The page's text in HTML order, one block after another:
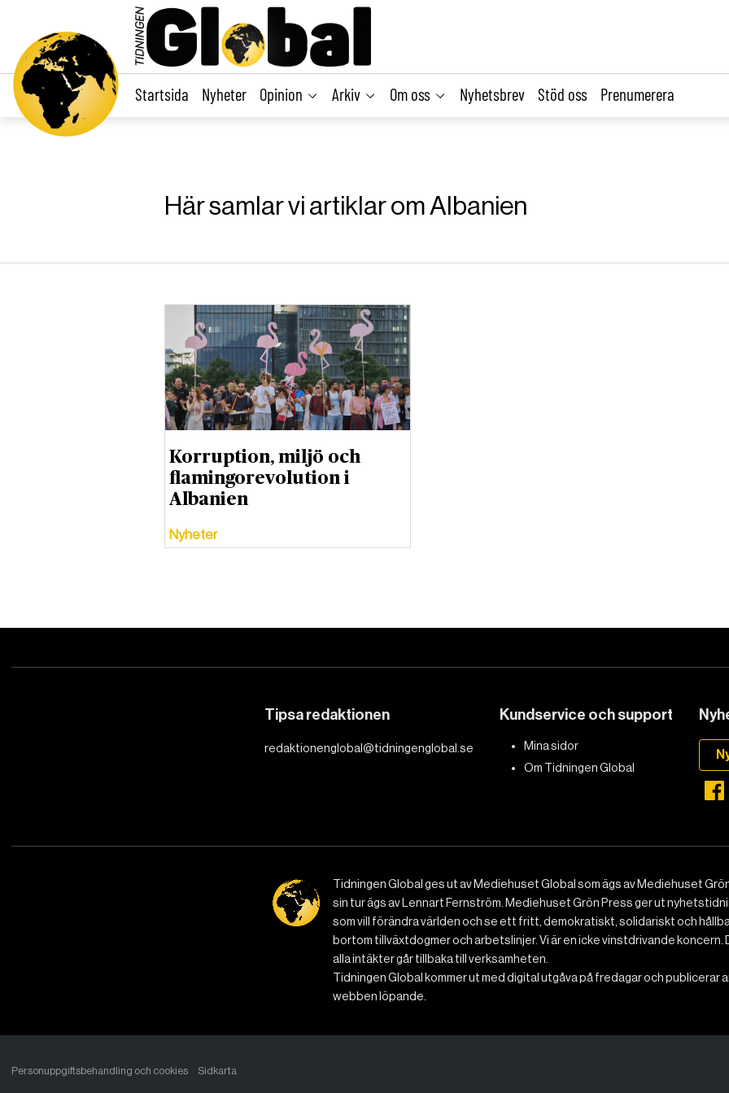
Startsida Nyheter Opinion Arkiv Om oss Nyhetsbrev Stöd oss Prenumerera
Här samlar vi artiklar om Albanien
Korruption, miljö och
flamingorevolution i
Albanien
Nyheter
Tipsa redaktionen
redaktionenglobal@tidningenglobal.se
Kundservice och support
Mina sidor
Om Tidningen Global
Tidningen Global ges ut av Mediehuset Global som ägs av Mediehuset
sin tur ägs av Lennart Fernström. Mediehuset Grön Press ger ut
som vill förändra världen och se ett fritt, demokratiskt, solidariskt och
bortom tillväxtdogmer och arbetslinjer. Vi är en icke vinstdrivande koncern.
alla intäkter går tillbaka till verksamheten.
Tidningen Global kommer ut med digital utgåva på fredagar och publicerar
webben löpande.
Personuppgiftsbehandling och cookies Sidkarta